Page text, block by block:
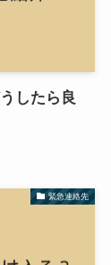
したら良
緊急連絡先